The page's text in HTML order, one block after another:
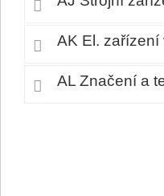
AK El.
AL Značení a